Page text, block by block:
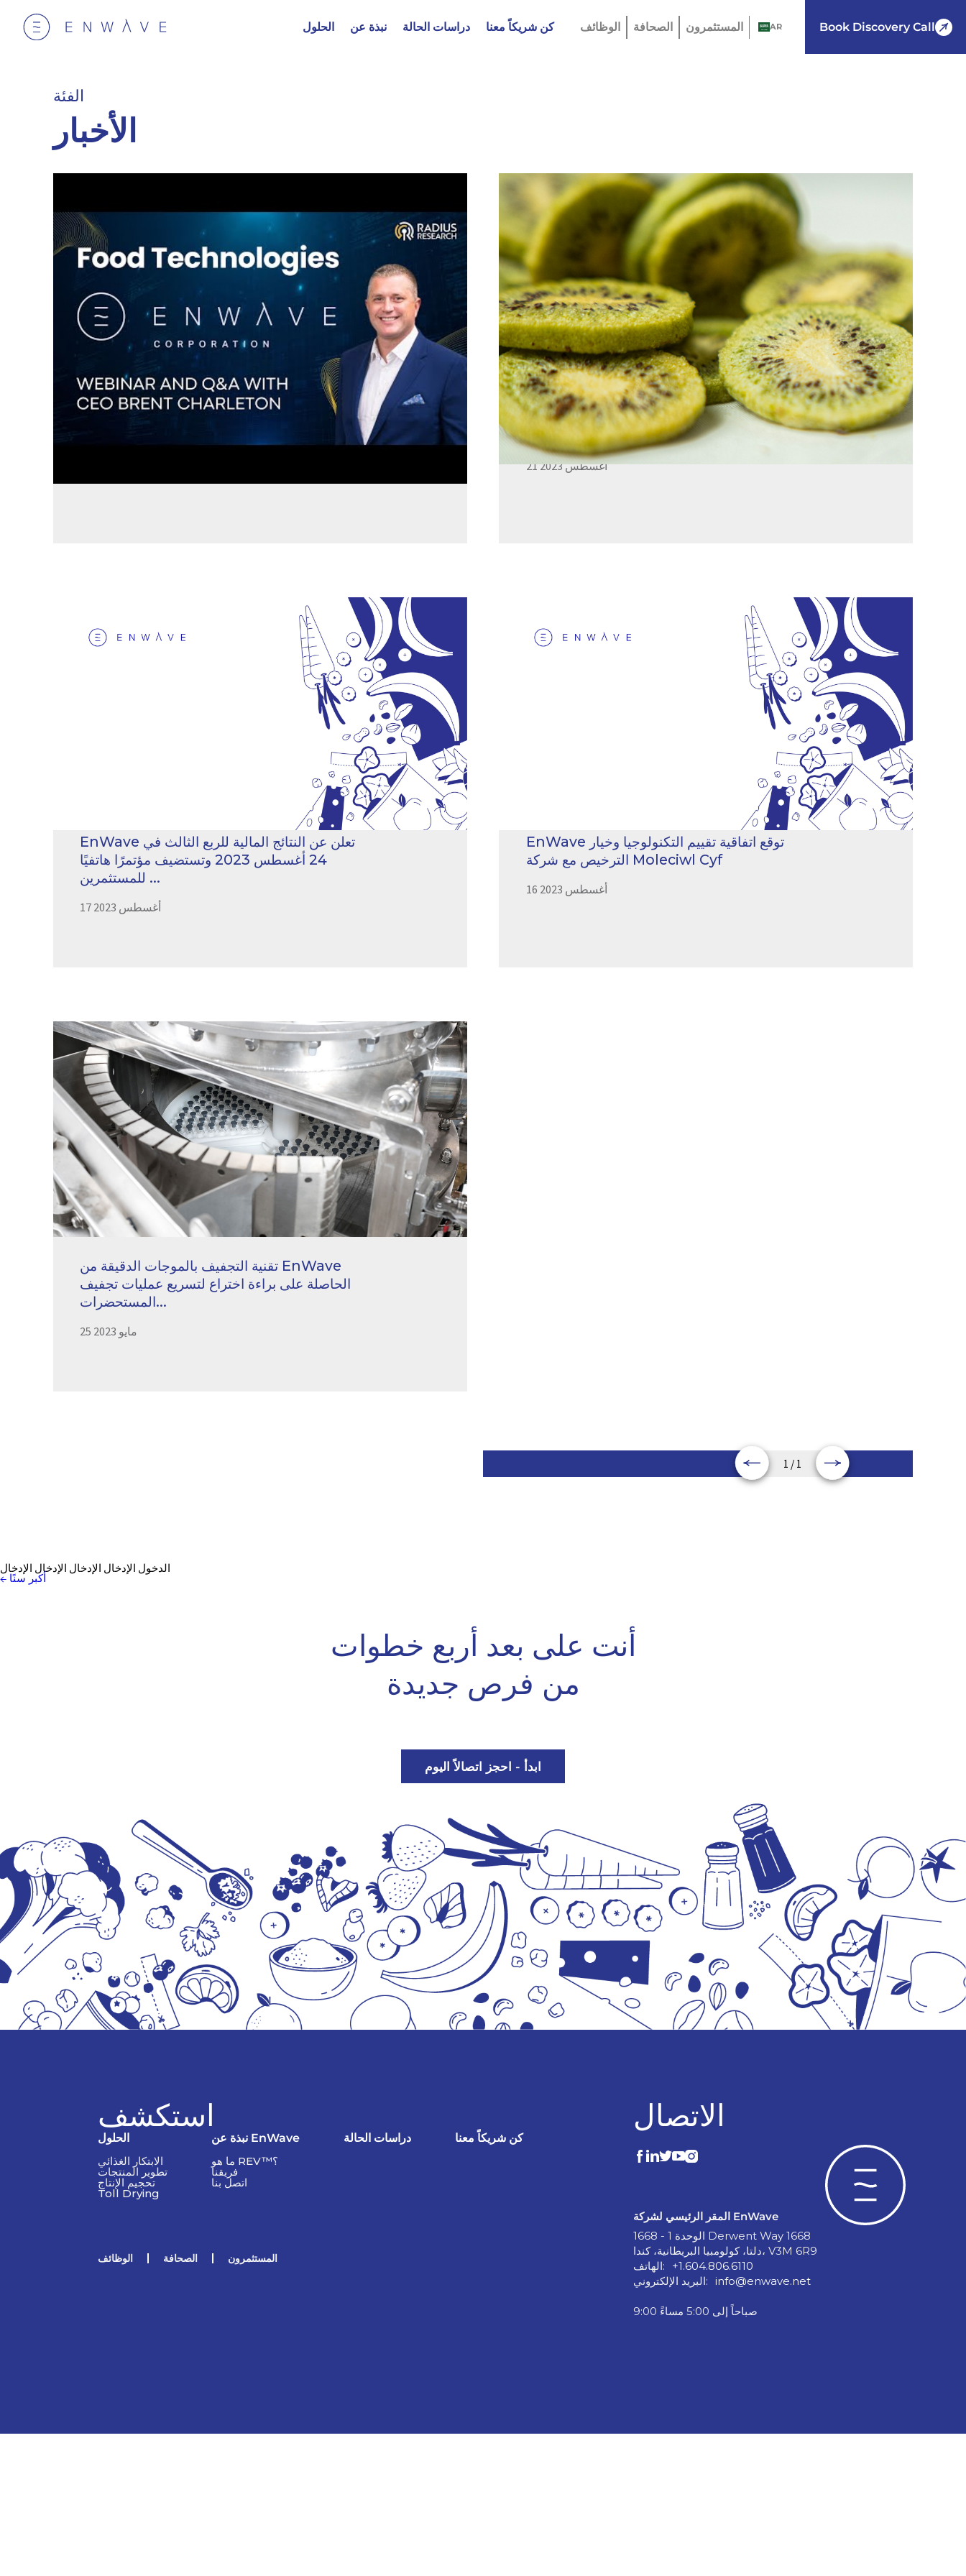
الحلول نبذة عن دراسات الحالة كن شريكاً معنا الوظائف الصحافة المستثمرون AR Book Discovery Call
الفئة
الأخبار
ندوة عبر الإنترنت عن تقنيات الأغذية والأسئلة
تشارك EnWave في معرض أنوتيك - معرض الهند
21 أغسطس 2023
EnWave تعلن عن النتائج المالية للربع الثالث في
24 أغسطس 2023 وتستضيف مؤتمرًا هاتفيًا
للمستثمرين ...
17 أغسطس 2023
EnWave توقع اتفاقية تقييم التكنولوجيا وخيار
الترخيص مع شركة Moleciwl Cyf
16 أغسطس 2023
تقنية التجفيف بالموجات الدقيقة من EnWave
الحاصلة على براءة اختراع لتسريع عمليات تجفيف
المستحضرات...
25 مايو 2023
1 / 1
الدخول الإدخال الإدخال الإدخال الإدخال
تصفح
المنشورات
← أكبر سنًا
أنت على بعد أربع خطوات
من فرص جديدة
ابدأ - احجز اتصالاً اليوم
استكشف
الحلول
الابتكار الغذائي
تطوير المنتجات
تحجيم الإنتاج
Toll Drying
نبذة عن EnWave
ما هو REV™؟
فريقنا
اتصل بنا
دراسات الحالة كن شريكاً معنا
الوظائف الصحافة المستثمرون
الاتصال
المقر الرئيسي لشركة EnWave
الوحدة 1 - 1668 Derwent Way 1668
دلتا، كولومبيا البريطانية، كندا، V3M 6R9
الهاتف:
+1.604.806.6110
البريد الإلكتروني: info@enwave.net
9:00 صباحاً إلى 5:00 مساءً